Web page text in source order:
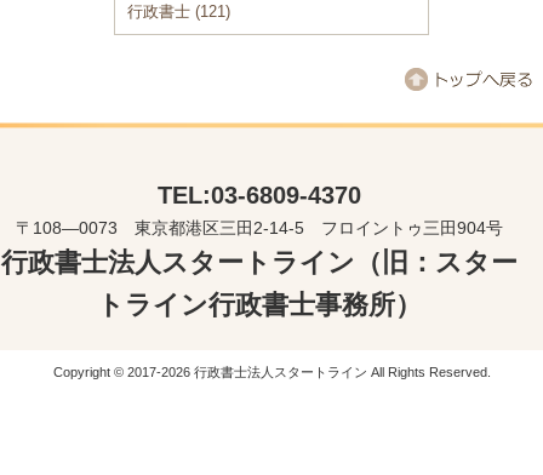
行政書士 (121)
TEL:03-6809-4370
〒108―0073 東京都港区三田2-14-5 フロイントゥ三田904号
行政書士法人スタートライン（旧：スター
トライン行政書士事務所）
Copyright © 2017-2026 行政書士法人スタートライン All Rights Reserved.